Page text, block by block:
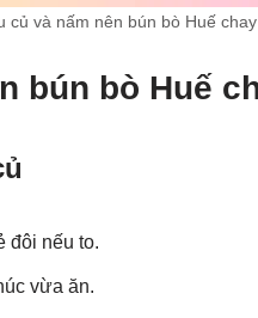
củ và nấm nên bún bò Huế
bún bò Huế
đôi nếu to.
vừa ăn.